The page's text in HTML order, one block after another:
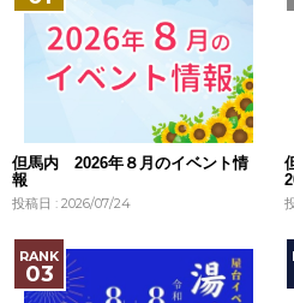
但馬内 2026年８月のイベント情
報
投稿日 : 2026/07/24